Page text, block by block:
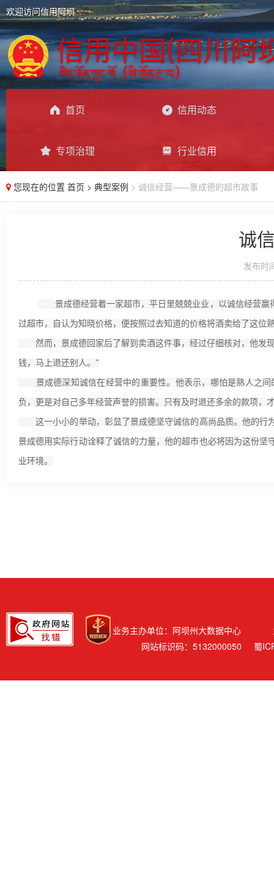
欢迎访问信用阿坝
首页 信用动态
专项治理 行业信用
您现在的位置 首页 > 典型案例 > 诚信经营——景成德的超市故事
诚
发布时
景成德经营着一家超市，平日里兢兢业业，以诚信经营赢
过超市，自认为知晓价格，便按照过去知道的价格将酒卖给了这位
然而，景成德回家后了解到卖酒这件事，经过仔细核对，他发
钱，马上退还别人。”
景成德深知诚信在经营中的重要性。他表示，哪怕是熟人之间
负，更是对自己多年经营声誉的损害。只有及时退还多余的款项，
这一小小的举动，彰显了景成德坚守诚信的高尚品质。他的行
景成德用实际行动诠释了诚信的力量，他的超市也必将因为这份
业环境。
业务主办单位：阿坝州大数据中心
网站标识码：5132000050
蜀